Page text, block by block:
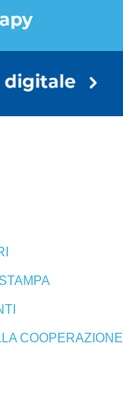
COOPERAZIONE